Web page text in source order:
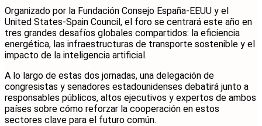
Organizado por la Fundación Consejo España-EEUU y el
United States-Spain Council, el foro se centrará este año en
tres grandes desafíos globales compartidos: la eficiencia
energética, las infraestructuras de transporte sostenible y el
impacto de la inteligencia artificial.
A lo largo de estas dos jornadas, una delegación de
congresistas y senadores estadounidenses debatirá junto a
responsables públicos, altos ejecutivos y expertos de ambos
países sobre cómo reforzar la cooperación en estos
sectores clave para el futuro común.